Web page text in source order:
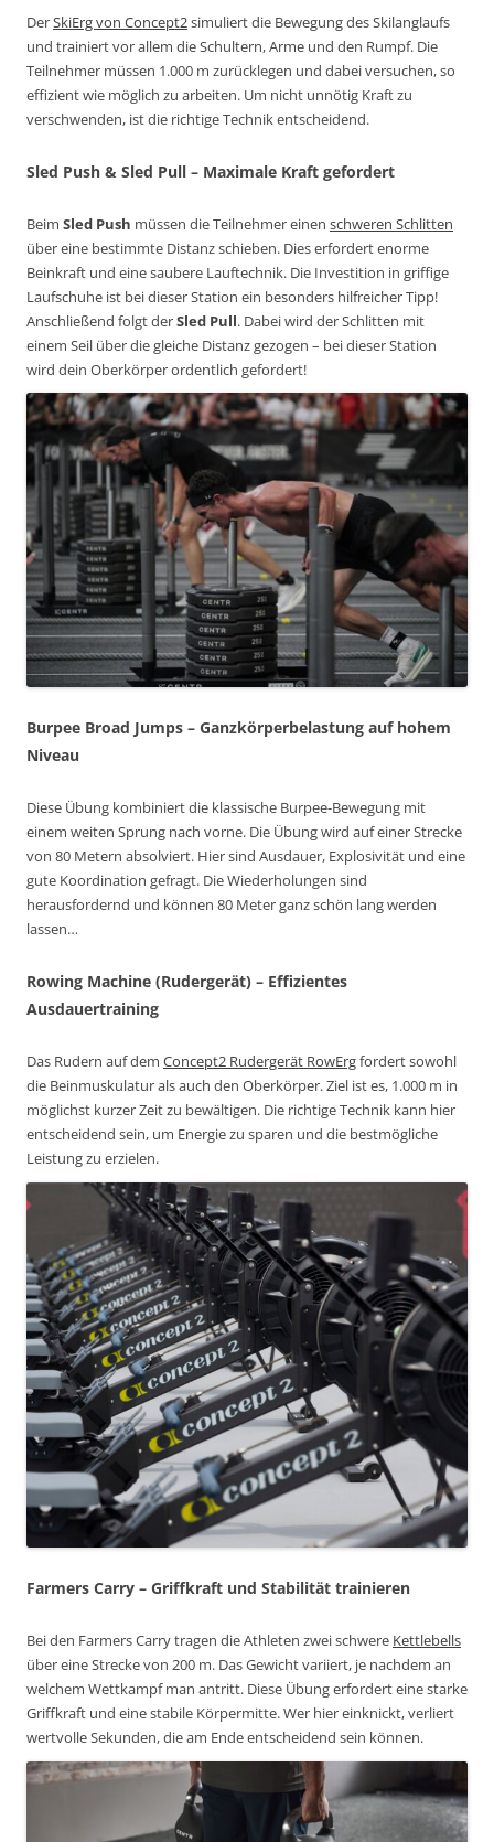
DerSkiErg von Concept2simuliert die Bewegung des Skilanglaufs
und trainiert vor allem die Schultern, Arme und den Rumpf. Die
Teilnehmer müssen 1.000 m zurücklegen und dabei versuchen, so
effizient wie möglich zu arbeiten. Um nicht unnötig Kraft zu
verschwenden, ist die richtige Technik entscheidend.
Sled Push & Sled Pull – Maximale Kraft gefordert
Beim Sled Push müssen die Teilnehmer einen schweren Schlitten
über eine bestimmte Distanz schieben. Dies erfordert enorme
Beinkraft und eine saubere Lauftechnik. Die Investition in griffige
Laufschuhe ist bei dieser Station ein besonders hilfreicher Tipp!
Anschließend folgt derSled Pull. Dabei wird der Schlitten mit
einem Seil über die gleiche Distanz gezogen – bei dieser Station
wird dein Oberkörper ordentlich gefordert!
Burpee Broad Jumps – Ganzkörperbelastung auf hohem
Niveau
Diese Übung kombiniert die klassische Burpee-Bewegung mit
einem weiten Sprung nach vorne. Die Übung wird auf einer Strecke
von 80 Metern absolviert. Hier sind Ausdauer, Explosivität und eine
gute Koordination gefragt. Die Wiederholungen sind
herausfordernd und können 80 Meter ganz schön lang werden
lassen…
Rowing Machine (Rudergerät) – Effizientes
Ausdauertraining
Das Rudern auf dem Concept2 Rudergerät RowErgfordert sowohl
die Beinmuskulatur als auch den Oberkörper. Ziel ist es, 1.000 m in
möglichst kurzer Zeit zu bewältigen. Die richtige Technik kann hier
entscheidend sein, um Energie zu sparen und die bestmögliche
Leistung zu erzielen.
Farmers Carry – Griffkraft und Stabilität trainieren
Bei den Farmers Carry tragen die Athleten zwei schwere Kettlebells
über eine Strecke von 200 m. Das Gewicht variiert, je nachdem an
welchem Wettkampf man antritt. Diese Übung erfordert eine starke
Griffkraft und eine stabile Körpermitte. Wer hier einknickt, verliert
wertvolle Sekunden, die am Ende entscheidend sein können.